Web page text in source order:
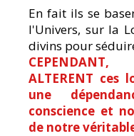
En fait ils se
l'Univers, sur la
divins pour
ALTERENT ces
une
conscience et
de notre